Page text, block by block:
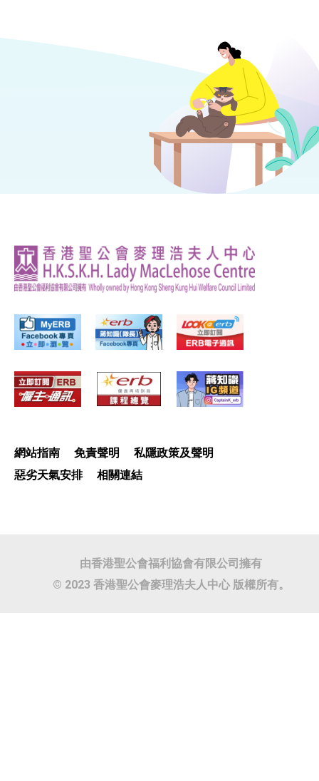
網站指南 免責聲明
私隱政策及聲明
惡劣天氣安排
相關連結
由香港聖公會福利協會有限公司擁有
© 2023 香港聖公會麥理浩夫人中心 版權所有。